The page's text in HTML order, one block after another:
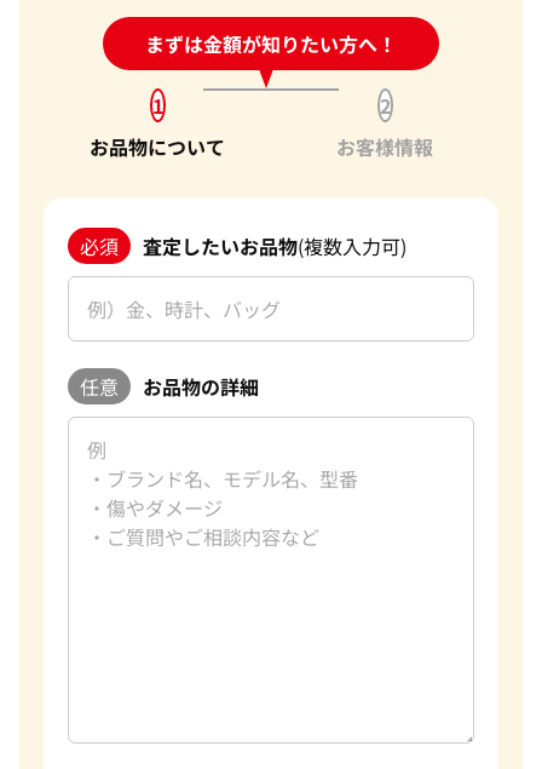
まずは金額が知りたい方へ！
24時間受付中!問い合わせフォーム
1
お品物について
2
お客様情報
必須 査定したいお品物(複数入力可)
任意 お品物の詳細